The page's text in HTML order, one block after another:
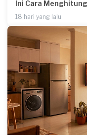
Ini Cara
18 hari yang lalu